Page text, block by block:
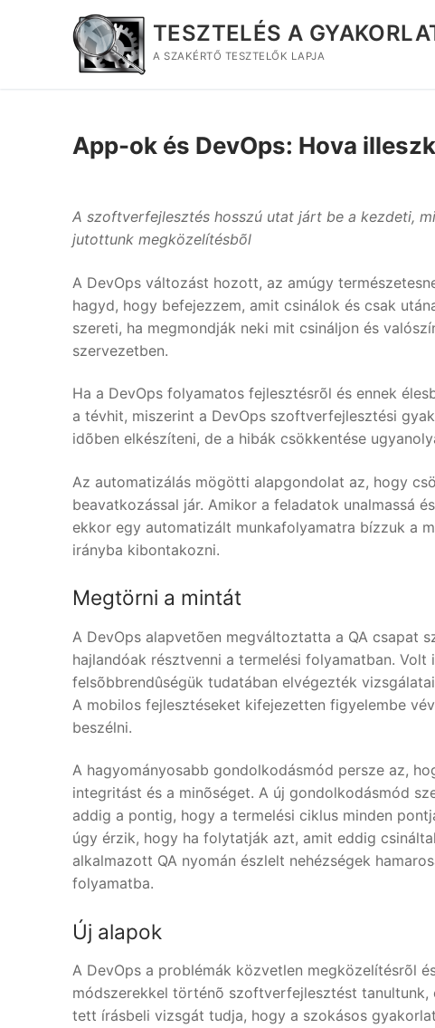
TESZTELÉS A
A SZAKÉRTŐ TESZTELŐK LAPJA
App-ok és DevOps: Hova
A szoftverfejlesztés hosszú utat járt be a kezdeti,
jutottunk megközelítésbõl
A DevOps változást hozott, az amúgy
hagyd, hogy befejezzem, amit csinálok és csak
szereti, ha megmondják neki mit csináljon és
szervezetben.
Ha a DevOps folyamatos fejlesztésrõl és ennek
a tévhit, miszerint a DevOps szoftverfejlesztési
idõben elkészíteni, de a hibák csökkentése
Az automatizálás mögötti alapgondolat az, hogy
beavatkozással jár. Amikor a feladatok unalmassá
ekkor egy automatizált munkafolyamatra bízzuk a
irányba kibontakozni.
Megtörni a mintát
A DevOps alapvetõen megváltoztatta a QA csapat
hajlandóak résztvenni a termelési folyamatban.
felsõbbrendûségük tudatában elvégezték
A mobilos fejlesztéseket kifejezetten figyelembe
beszélni.
A hagyományosabb gondolkodásmód persze az,
integritást és a minõséget. A új gondolkodásmód
addig a pontig, hogy a termelési ciklus minden
úgy érzik, hogy ha folytatják azt, amit eddig
alkalmazott QA nyomán észlelt nehézségek
folyamatba.
Új alapok
A DevOps a problémák közvetlen megközelítésrõl
módszerekkel történõ szoftverfejlesztést
tett írásbeli vizsgát tudja, hogy a szokásos